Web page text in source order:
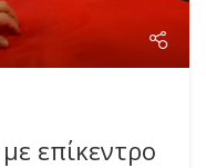
επίκεντρο